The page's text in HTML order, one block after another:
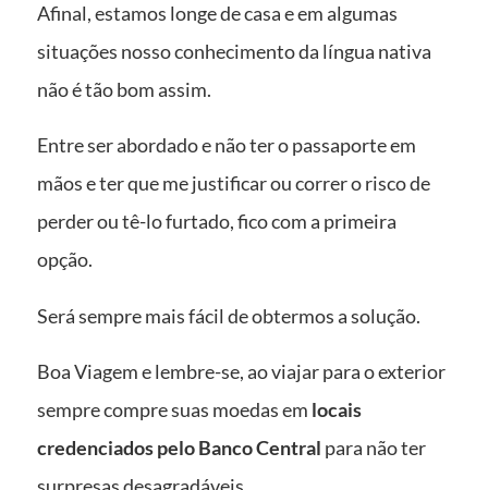
Afinal, estamos longe de casa e em algumas
situações nosso conhecimento da língua nativa
não é tão bom assim.
Entre ser abordado e não ter o passaporte em
mãos e ter que me justificar ou correr o risco de
perder ou tê-lo furtado, fico com a primeira
opção.
Será sempre mais fácil de obtermos a solução.
Boa Viagem e lembre-se, ao viajar para o exterior
sempre compre suas moedas em locais
credenciados pelo Banco Central para não ter